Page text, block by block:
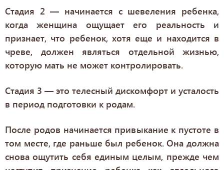
Стадия 2 — начинается с шевеления ребенка,
когда женщина ощущает его реальность и
признает, что ребенок, хотя еще и находится в
чреве, должен являться отдельной жизнью,
которую мать не может контролировать.
Стадия 3 — это телесный дискомфорт и усталость
в период подготовки к родам.
После родов начинается привыкание к пустоте в
том месте, где раньше был ребенок. Она должна
снова ощутить себя единым целым, прежде чем